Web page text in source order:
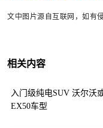
文中图片源自互联网，如有
相关内容
入门级纯电SUV 沃尔沃
EX50车型